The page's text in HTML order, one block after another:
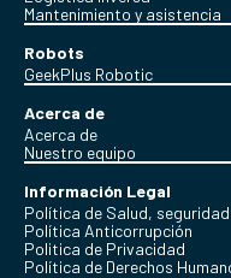
Mantenimiento y asistencia
Robots
GeekPlus Robotic
Acerca de
Acerca de
Nuestro equipo
Información Legal
Política de Salud,
Política Anticorrupción
Politica de Privacidad
Política de Derechos